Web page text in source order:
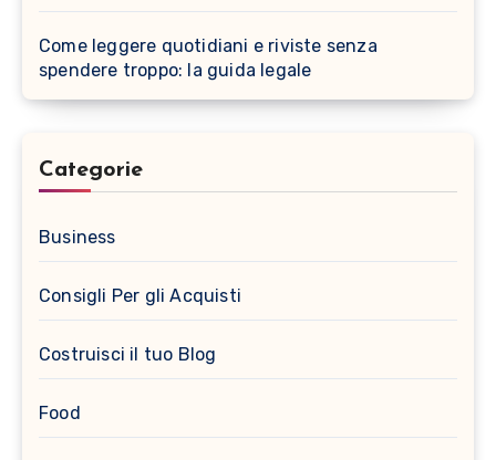
Come leggere quotidiani e riviste senza
spendere troppo: la guida legale
Categorie
Business
Consigli Per gli Acquisti
Costruisci il tuo Blog
Food